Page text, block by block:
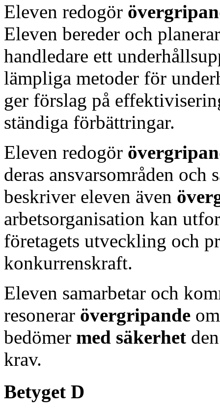
Eleven redogör
Eleven bereder och
handledare ett
lämpliga metoder för
ger förslag på
ständiga förbättringar.
Eleven redogör
deras ansvarsområden och
beskriver eleven även
arbetsorganisation kan
företagets utveckling och
konkurrenskraft.
Eleven samarbetar och
resonerar övergripande
bedömer med säkerhet
krav.
Betyget D